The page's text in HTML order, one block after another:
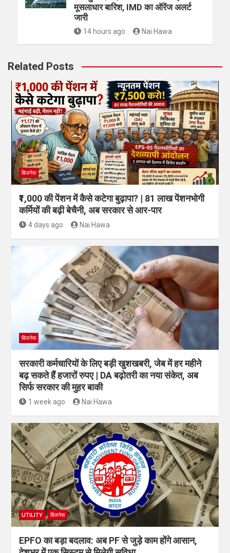
मूसलाधार बारिश, IMD का ऑरेंज अलर्ट
जारी
14 hours ago Nai Hawa
Related Posts
बिजनेस
₹1,000 की पेंशन में कैसे कटेगा बुढ़ापा? | 81 लाख पेंशनभोगी
कर्मियों की बढ़ी बेचैनी, अब सरकार से आर-पार
4 days ago Nai Hawa
बिजनेस
सरकारी कर्मचारियों के लिए बड़ी खुशखबरी, जेब में हर महीने
बढ़ सकते हैं हजारों रुपए | DA बढ़ोतरी का नया संकेत, अब
सिर्फ सरकार की मुहर बाकी
1 week ago Nai Hawa
UTILITY बिजनेस
EPFO का बड़ा बदलाव: अब PF से जुड़े काम होंगे आसान,